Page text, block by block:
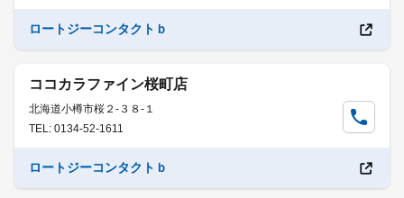
ロートジーコンタクトｂ
ココカラファイン桜町店
北海道小樽市桜２-３８-１
TEL: 0134-52-1611
ロートジーコンタクトｂ